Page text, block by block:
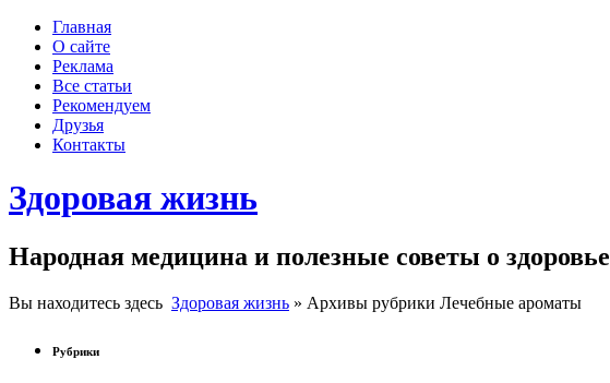
Главная
О сайте
Реклама
Все статьи
Рекомендуем
Друзья
Контакты
Здоровая жизнь
Народная медицина и полезные советы о здоровье
Вы находитесь здесь Здоровая жизнь » Архивы рубрики Лечебные ароматы
Рубрики